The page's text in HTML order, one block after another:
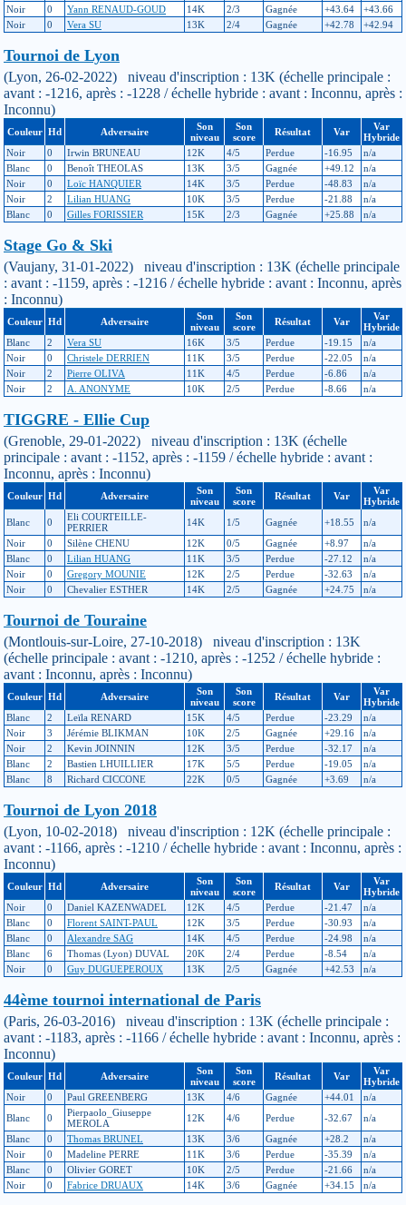
Noir 0 Yann RENAUD-GOUD 14K 2/3 Gagnée +43.64
+43.66
Noir
0 Vera SU 13K 2/4 Gagnée +42.78 +42.94
Tournoi de Lyon
(Lyon, 26-02-2022) niveau d'inscription : 13K (échelle principale :
avant : -1216, après : -1228 / échelle hybride : avant : Inconnu, après :
Inconnu)
Couleur Hd Adversaire
Son
niveau
Son
score
Résultat Var
Var
Hybride
Noir
0 Irwin BRUNEAU 12K 4/5 Perdue -16.95
n/a
Blanc
0 Benoît THEOLAS 13K 3/5 Gagnée +49.12
n/a
Noir
0 Loïc HANQUIER 14K 3/5 Perdue -48.83
n/a
Noir
2 Lilian HUANG 10K 3/5 Perdue -21.88
n/a
Blanc
0 Gilles FORISSIER 15K 2/3 Gagnée +25.88 n/a
Stage Go & Ski
(Vaujany, 31-01-2022) niveau d'inscription : 13K (échelle principale
: avant : -1159, après : -1216 / échelle hybride : avant : Inconnu, après
: Inconnu)
Couleur Hd Adversaire
Son
niveau
Son
score
Résultat Var
Var
Hybride
Blanc
2 Vera SU 16K 3/5 Perdue -19.15
n/a
Noir
0 Christele DERRIEN 11K 3/5 Perdue -22.05
n/a
Noir
2 Pierre OLIVA 11K 4/5 Perdue -6.86
n/a
Noir
2 A. ANONYME 10K 2/5 Perdue -8.66 n/a
TIGGRE - Ellie Cup
(Grenoble, 29-01-2022) niveau d'inscription : 13K (échelle
principale : avant : -1152, après : -1159 / échelle hybride : avant :
Inconnu, après : Inconnu)
Couleur Hd Adversaire
Son
niveau
Son
score
Résultat Var
Var
Hybride
Blanc
0
Eli COURTEILLE-
PERRIER
14K 1/5 Gagnée +18.55
n/a
Noir
0 Silène CHENU 12K 0/5 Gagnée +8.97
n/a
Blanc
0 Lilian HUANG 11K 3/5 Perdue -27.12
n/a
Noir
0 Gregory MOUNIE 12K 2/5 Perdue -32.63
n/a
Noir
0 Chevalier ESTHER 14K 2/5 Gagnée +24.75 n/a
Tournoi de Touraine
(Montlouis-sur-Loire, 27-10-2018) niveau d'inscription : 13K
(échelle principale : avant : -1210, après : -1252 / échelle hybride :
avant : Inconnu, après : Inconnu)
Couleur Hd Adversaire
Son
niveau
Son
score
Résultat Var
Var
Hybride
Blanc
2 Leïla RENARD 15K 4/5 Perdue -23.29
n/a
Noir
3 Jérémie BLIKMAN 10K 2/5 Gagnée +29.16
n/a
Noir
2 Kevin JOINNIN 12K 3/5 Perdue -32.17
n/a
Blanc
2 Bastien LHUILLIER 17K 5/5 Perdue -19.05
n/a
Blanc
8 Richard CICCONE 22K 0/5 Gagnée +3.69 n/a
Tournoi de Lyon 2018
(Lyon, 10-02-2018) niveau d'inscription : 12K (échelle principale :
avant : -1166, après : -1210 / échelle hybride : avant : Inconnu, après :
Inconnu)
Couleur Hd Adversaire
Son
niveau
Son
score
Résultat Var
Var
Hybride
Noir
0 Daniel KAZENWADEL 12K 4/5 Perdue -21.47
n/a
Blanc
0 Florent SAINT-PAUL 12K 3/5 Perdue -30.93
n/a
Blanc
0 Alexandre SAG 14K 4/5 Perdue -24.98
n/a
Blanc
6 Thomas (Lyon) DUVAL 20K 2/4 Perdue -8.54
n/a
Noir
0 Guy DUGUEPEROUX 13K 2/5 Gagnée +42.53 n/a
44ème tournoi international de Paris
(Paris, 26-03-2016) niveau d'inscription : 13K (échelle principale :
avant : -1183, après : -1166 / échelle hybride : avant : Inconnu, après :
Inconnu)
Couleur Hd Adversaire
Son
niveau
Son
score
Résultat Var
Var
Hybride
Noir
0 Paul GREENBERG 13K 4/6 Gagnée +44.01
n/a
Blanc
0
Pierpaolo_Giuseppe
MEROLA
12K 4/6 Perdue -32.67
n/a
Blanc
0 Thomas BRUNEL 13K 3/6 Gagnée +28.2
n/a
Noir
0 Madeline PERRE 11K 3/6 Perdue -35.39
n/a
Blanc
0 Olivier GORET 10K 2/5 Perdue -21.66
n/a
Noir
0 Fabrice DRUAUX 14K 3/6 Gagnée +34.15 n/a